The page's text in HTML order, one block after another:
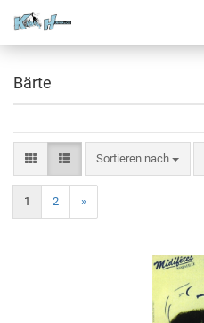
Bärte
Sortieren nach
1 2 »